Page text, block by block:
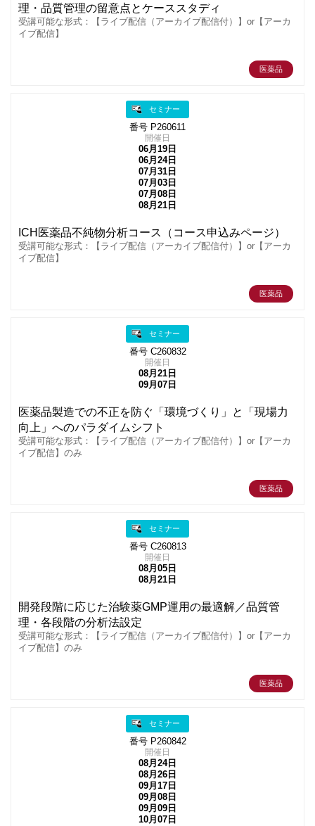
理・品質管理の留意点とケーススタディ
受講可能な形式：【ライブ配信（アーカイブ配信付）】or【アーカ
イブ配信】
医薬品
セミナー
番号 P260611
開催日
06月19日
06月24日
07月31日
07月03日
07月08日
08月21日
ICH医薬品不純物分析コース（コース申込みページ）
受講可能な形式：【ライブ配信（アーカイブ配信付）】or【アーカ
イブ配信】
医薬品
セミナー
番号 C260832
開催日
08月21日
09月07日
医薬品製造での不正を防ぐ「環境づくり」と「現場力
向上」へのパラダイムシフト
受講可能な形式：【ライブ配信（アーカイブ配信付）】or【アーカ
イブ配信】のみ
医薬品
セミナー
番号 C260813
開催日
08月05日
08月21日
開発段階に応じた治験薬GMP運用の最適解／品質管
理・各段階の分析法設定
受講可能な形式：【ライブ配信（アーカイブ配信付）】or【アーカ
イブ配信】のみ
医薬品
セミナー
番号 P260842
開催日
08月24日
08月26日
09月17日
09月08日
09月09日
10月07日